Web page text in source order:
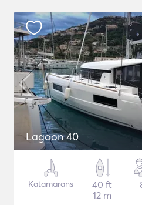
Lagoon 40
Katamarāns
40 ft
12 m